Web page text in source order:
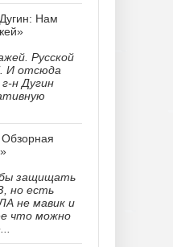
Нам
Русской
И отсюда
г-н Дугин
бы защищать
но есть
не мавик и
что можно